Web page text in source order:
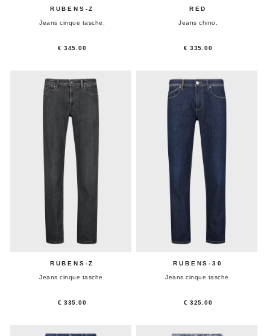
RUBENS-Z
Jeans cinque tasche.
€ 345.00
RED
Jeans chino.
€ 335.00
RUBENS-Z
Jeans cinque tasche.
€ 335.00
RUBENS-30
Jeans cinque tasche.
€ 325.00